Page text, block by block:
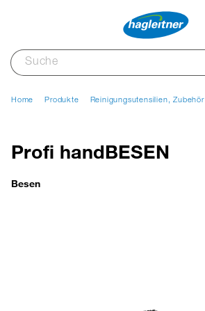
Home Produkte Reinigungsutensilien, Zubehör
Profi handBESEN
Besen